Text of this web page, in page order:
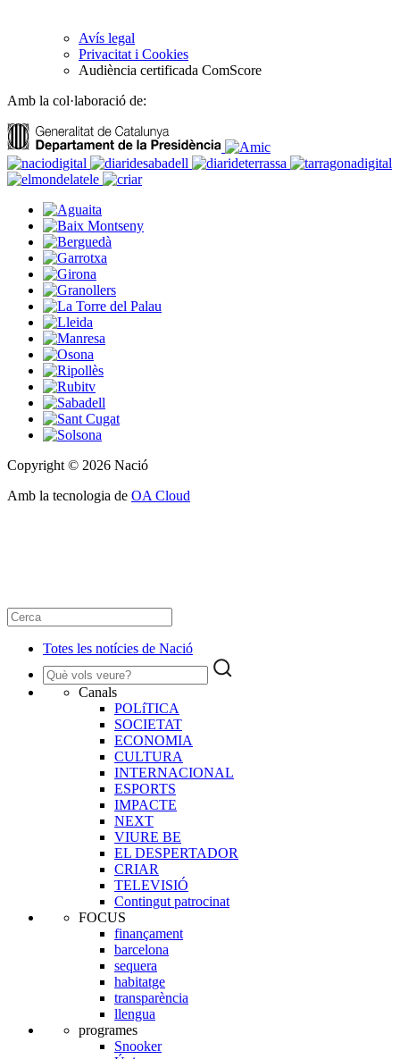
Avís legal
Privacitat i Cookies
Audiència certificada ComScore
Amb la col·laboració de:
Copyright © 2026 Nació
Amb la tecnologia de OA Cloud
Totes les notícies de Nació
Canals
POLíTICA
SOCIETAT
ECONOMIA
CULTURA
INTERNACIONAL
ESPORTS
IMPACTE
NEXT
VIURE BE
EL DESPERTADOR
CRIAR
TELEVISIÓ
Contingut patrocinat
FOCUS
finançament
barcelona
sequera
habitatge
transparència
llengua
programes
Snooker